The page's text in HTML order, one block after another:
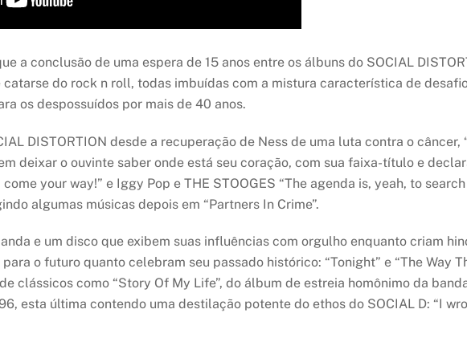
a conclusão de uma espera de 15 anos entre os álbuns do SOCIAL
do rock n roll, todas imbuídas com a mistura característica de
os despossuídos por mais de 40 anos.
DISTORTION desde a recuperação de Ness de uma luta contra o
deixar o ouvinte saber onde está seu coração, com sua faixa-título e
your way!” e Iggy Pop e THE STOOGES “The agenda is, yeah, to
algumas músicas depois em “Partners In Crime”.
e um disco que exibem suas influências com orgulho enquanto criam
o futuro quanto celebram seu passado histórico: “Tonight” e “The Way
clássicos como “Story Of My Life”, do álbum de estreia homônimo da
esta última contendo uma destilação potente do ethos do SOCIAL D: “I